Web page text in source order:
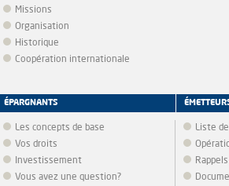
Missions
Organisation
Historique
Coopération internationale
ÉPARGNANTS
Les concepts de base
Vos droits
Investissement
Vous avez une question?
Liste